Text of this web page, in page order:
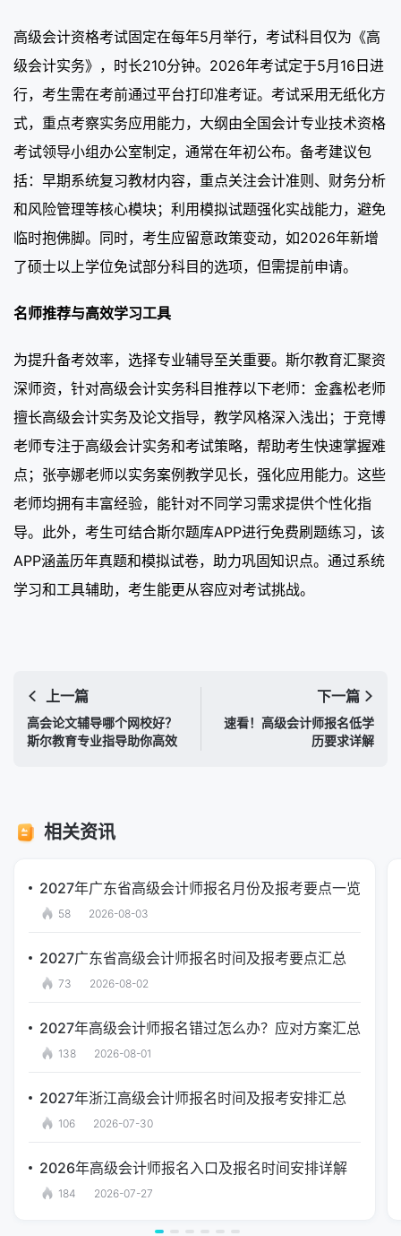
高级会计资格考试固定在每年5月举行，考试科目仅为《高
级会计实务》，时长210分钟。2026年考试定于5月16日进
行，考生需在考前通过平台打印准考证。考试采用无纸化方
式，重点考察实务应用能力，大纲由全国会计专业技术资格
考试领导小组办公室制定，通常在年初公布。备考建议包
括：早期系统复习教材内容，重点关注会计准则、财务分析
和风险管理等核心模块；利用模拟试题强化实战能力，避免
临时抱佛脚。同时，考生应留意政策变动，如2026年新增
了硕士以上学位免试部分科目的选项，但需提前申请。
名师推荐与高效学习工具
为提升备考效率，选择专业辅导至关重要。斯尔教育汇聚资
深师资，针对高级会计实务科目推荐以下老师：金鑫松老师
擅长高级会计实务及论文指导，教学风格深入浅出；于竞博
老师专注于高级会计实务和考试策略，帮助考生快速掌握难
点；张亭娜老师以实务案例教学见长，强化应用能力。这些
老师均拥有丰富经验，能针对不同学习需求提供个性化指
导。此外，考生可结合斯尔题库APP进行免费刷题练习，该
APP涵盖历年真题和模拟试卷，助力巩固知识点。通过系统
学习和工具辅助，考生能更从容应对考试挑战。
上一篇
高会论文辅导哪个网校好？
斯尔教育专业指导助你高效
下一篇
速看！高级会计师报名低学
历要求详解
相关资讯
2027年广东省高级会计师报名月份及报考要点一览
58 2026-08-03
2027广东省高级会计师报名时间及报考要点汇总
73 2026-08-02
2027年高级会计师报名错过怎么办？应对方案汇总
138 2026-08-01
2027年浙江高级会计师报名时间及报考安排汇总
106 2026-07-30
2026年高级会计师报名入口及报名时间安排详解
184 2026-07-27